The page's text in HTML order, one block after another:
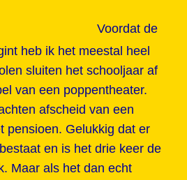
Voordat de
heb ik het meestal heel
sluiten het schooljaar af
van een poppentheater.
afscheid van een
pensioen. Gelukkig dat er
en is het drie keer de
Maar als het dan echt